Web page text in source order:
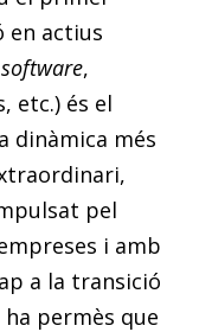
en actius
software,
etc.) és el
dinàmica més
pel
i amb
a la transició
permès que